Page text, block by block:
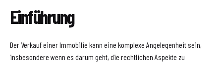
Einführung
Der Verkauf einer Immobilie kann eine komplexe Angelegenheit sein,
insbesondere wenn es darum geht, die rechtlichen Aspekte zu